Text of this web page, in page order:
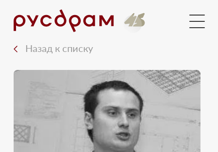
Новости
Документы
Медиа
Контакты
Вход
Назад к списку